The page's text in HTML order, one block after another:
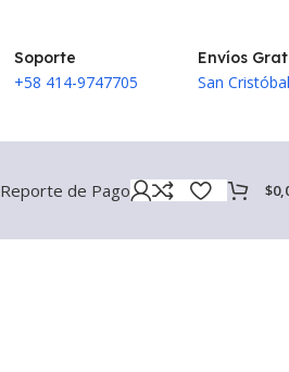
Soporte
+58 414-9747705
Envíos
San Cristóbal
Reporte de Pago $